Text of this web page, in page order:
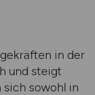
in der
und steigt
sowohl in